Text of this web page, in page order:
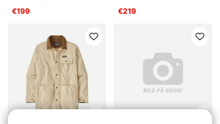
Copper Silver Mirror
580P
€199
Mirror 580G
€219